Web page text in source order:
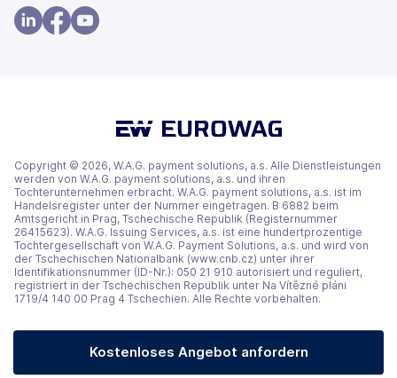
in
einem
Copyright © 2026, W.A.G. payment solutions, a.s. Alle Dienstleistungen
werden von W.A.G. payment solutions, a.s. und ihren
Tochterunternehmen erbracht. W.A.G. payment solutions, a.s. ist im
Handelsregister unter der Nummer eingetragen. B 6882 beim
Amtsgericht in Prag, Tschechische Republik (Registernummer
26415623). W.A.G. Issuing Services, a.s. ist eine hundertprozentige
Tochtergesellschaft von W.A.G. Payment Solutions, a.s. und wird von
der Tschechischen Nationalbank (www.cnb.cz) unter ihrer
Identifikationsnummer (ID-Nr.): 050 21 910 autorisiert und reguliert,
registriert in der Tschechischen Republik unter Na Vítězné pláni
1719/4 140 00 Prag 4 Tschechien. Alle Rechte vorbehalten.
Kostenloses Angebot anfordern